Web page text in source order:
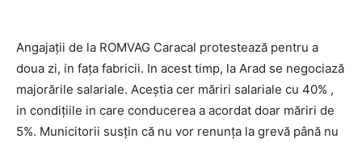
Angajații de la ROMVAG Caracal protestează pentru a
doua zi, in fața fabricii. In acest timp, la Arad se negociază
majorările salariale. Aceștia cer măriri salariale cu 40% ,
in condițiile in care conducerea a acordat doar măriri de
5%. Municitorii susțin că nu vor renunța la grevă până nu